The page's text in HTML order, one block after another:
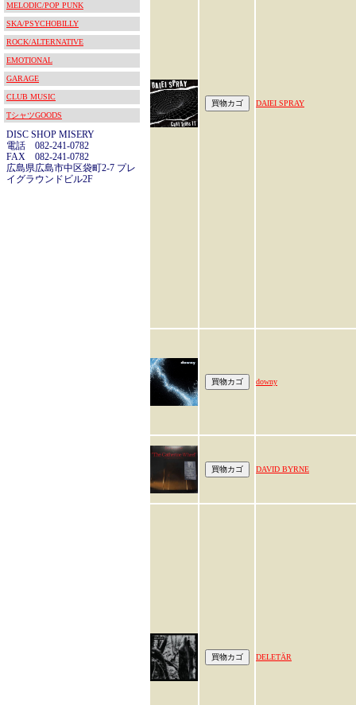
MELODIC/POP PUNK
SKA/PSYCHOBILLY
ROCK/ALTERNATIVE
EMOTIONAL
GARAGE
CLUB MUSIC
TシャツGOODS
DISC SHOP MISERY
電話 082-241-0782
FAX 082-241-0782
広島県広島市中区袋町2-7 プレ
イグラウンドビル2F
DAIEI SPRAY
downy
DAVID BYRNE
DELETÄR